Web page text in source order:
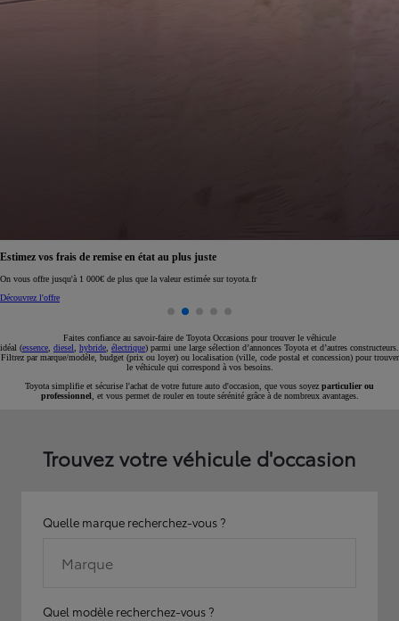
Réservez en ligne votre occasion pour 1€ seulement
Réservez en ligne
Faites confiance au savoir-faire de Toyota Occasions pour trouver le véhicule
idéal (essence diesel hybride électrique) parmi une large sélection d’annonces Toyota et d’autres constructeurs.
Filtrez par marque/modèle, budget (prix ou loyer) ou localisation (ville, code postal et concession) pour trouver
le véhicule qui correspond à vos besoins.
Toyota simplifie et sécurise l'achat de votre future auto d'occasion, que vous soyez particulier ou
professionnel , et vous permet de rouler en toute sérénité grâce à de nombreux avantages.
Trouvez votre véhicule d'occasion
Quelle marque recherchez-vous ?
Marque
Quel modèle recherchez-vous ?